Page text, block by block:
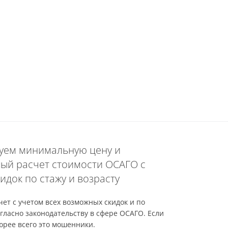
минимальную цену и
расчет стоимости ОСАГО с
по стажу и возрасту
с учетом всех возможных скидок и по
законодательству в сфере ОСАГО. Если
всего это мошенники.